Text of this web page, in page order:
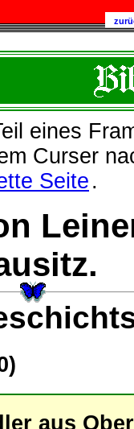
eines
Curser
Seite .
aus